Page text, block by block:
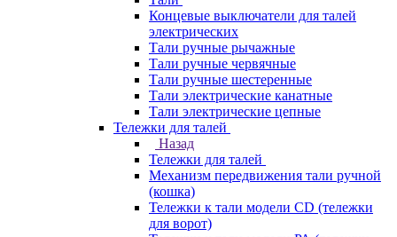
Концевые выключатели для талей
электрических
Тали ручные рычажные
Тали ручные червячные
Тали ручные шестеренные
Тали электрические канатные
Тали электрические цепные
Тележки для талей
Назад
Тележки для талей
Механизм передвижения тали ручной
(кошка)
Тележки к тали модели CD (тележки
для ворот)